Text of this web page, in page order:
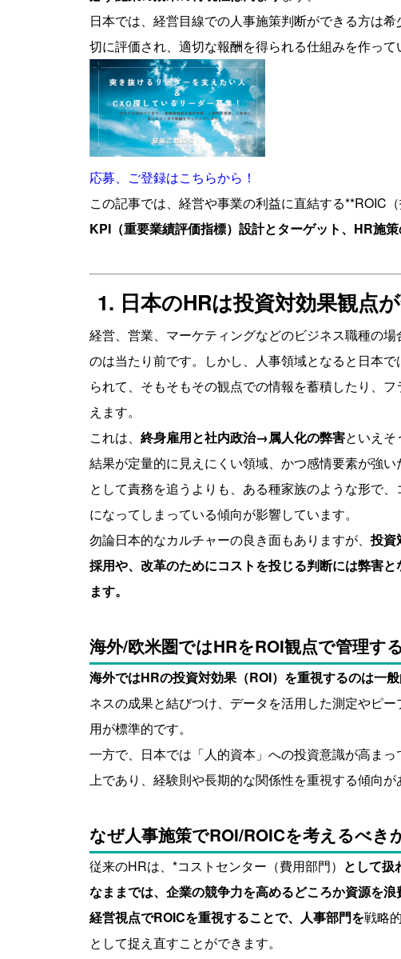
日本では、経営目線での人事施策判断ができる方は
切に評価され、適切な報酬を得られる仕組みを作って
応募、ご登録はこちらから！
この記事では、経営や事業の利益に直結する**ROIC
KPI（重要業績評価指標）設計とターゲット、HR施
1. 日本のHRは投資対効果観点
経営、営業、マーケティングなどのビジネス職種の
のは当たり前です。しかし、人事領域となると日本
られて、そもそもその観点での情報を蓄積したり、
えます。
これは、 終身雇用と社内政治→属人化の弊害といえそ
結果が定量的に見えにくい領域、かつ感情要素が強
として責務を追うよりも、ある種家族のような形で
になってしまっている傾向が影響しています。
勿論日本的なカルチャーの良き面もありますが、投資
採用や、改革のためにコストを投じる判断には弊害
ます。
海外/欧米圏ではHRをROI観点で管理す
海外ではHRの投資対効果（ROI）を重視するのは一
ネスの成果と結びつけ、データを活用した測定やピ
用が標準的です。
一方で、日本では「人的資本」への投資意識が高ま
上であり、経験則や長期的な関係性を重視する傾向が
なぜ人事施策でROI/ROICを考えるべき
従来のHRは、*コストセンター（費用部門） として扱
なままでは、企業の競争力を高めるどころか資源を浪
経営視点でROICを重視することで、人事部門を戦略
として捉え直すことができます。